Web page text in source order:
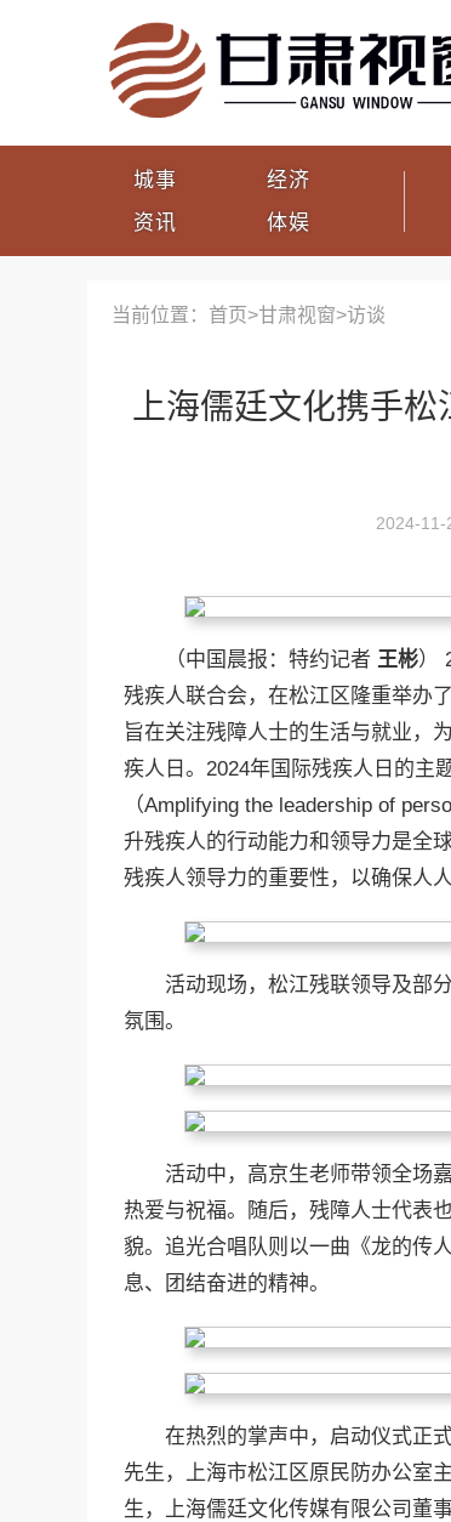
城事
资讯
经济
体娱
当前位置：首页>甘肃视窗>访谈
上海儒廷文化携手
2024-11-
（中国晨报：特约记者 王彬）
残疾人联合会，在松江区隆重举办
旨在关注残障人士的生活与就业，
疾人日。2024年国际残疾人日的主
（Amplifying the leadership of
升残疾人的行动能力和领导力是全
残疾人领导力的重要性，以确保人
活动现场，松江残联领导及部
氛围。
活动中，高京生老师带领全场
热爱与祝福。随后，残障人士代表
貌。追光合唱队则以一曲《龙的传
息、团结奋进的精神。
在热烈的掌声中，启动仪式正
先生，上海市松江区原民防办公室
生，上海儒廷文化传媒有限公司董